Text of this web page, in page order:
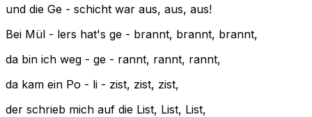
und die Ge - schicht war aus, aus, aus!
Bei Mül - lers hat's ge - brannt, brannt, brannt,
da bin ich weg - ge - rannt, rannt, rannt,
da kam ein Po - li - zist, zist, zist,
der schrieb mich auf die List, List, List,